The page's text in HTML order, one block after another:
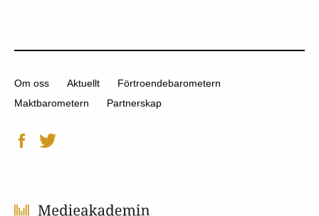
Om oss Aktuellt
Förtroendebarometern
Maktbarometern
Partnerskap